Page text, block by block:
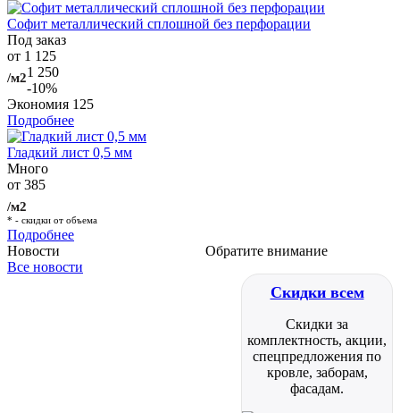
Софит металлический сплошной без перфорации
Под заказ
от 1 125
/м21 250
-10%
Экономия 125
Подробнее
Гладкий лист 0,5 мм
Много
от 385
/м2
* - скидки от объема
Подробнее
Обратите внимание
Скидки всем
Скидки за
комплектность, акции,
спецпредложения по
кровле, заборам,
фасадам.
Новости
Все новости